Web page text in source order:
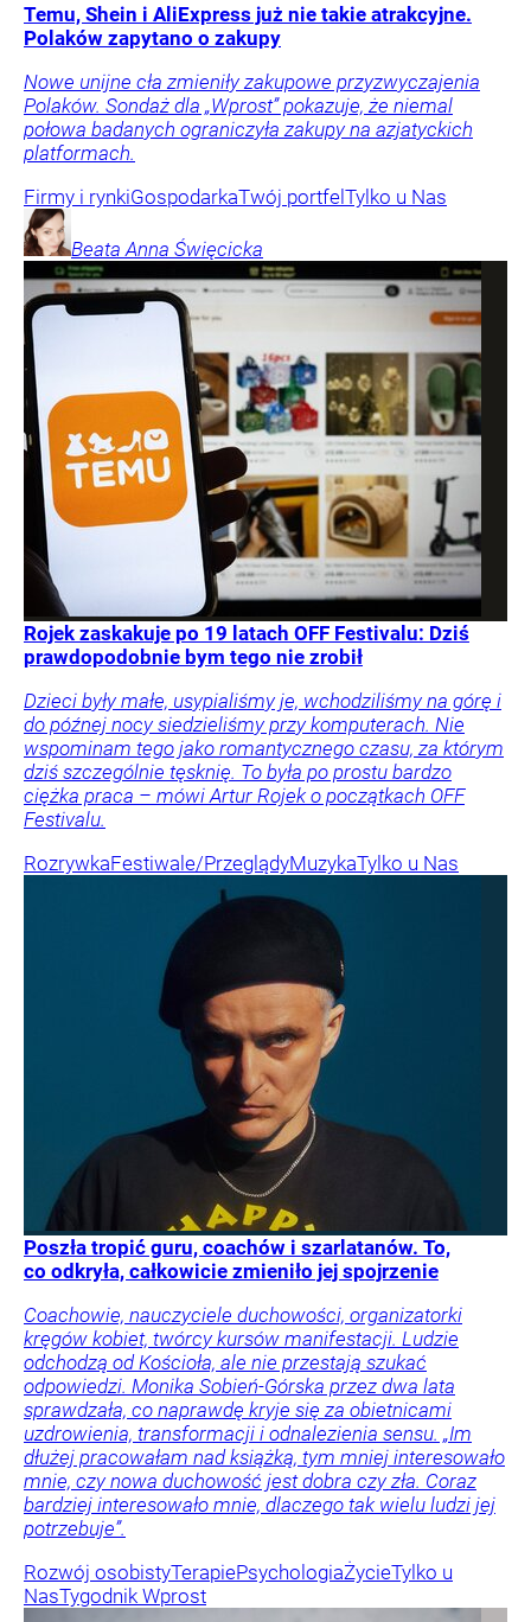
Temu, Shein i AliExpress już nie takie atrakcyjne.
Polaków zapytano o zakupy
Nowe unijne cła zmieniły zakupowe przyzwyczajenia
Polaków. Sondaż dla „Wprost” pokazuje, że niemal
połowa badanych ograniczyła zakupy na azjatyckich
platformach.
Firmy i rynkiGospodarkaTwój portfelTylko u Nas
Beata Anna Święcicka
Rojek zaskakuje po 19 latach OFF Festivalu: Dziś
prawdopodobnie bym tego nie zrobił
Dzieci były małe, usypialiśmy je, wchodziliśmy na górę i
do późnej nocy siedzieliśmy przy komputerach. Nie
wspominam tego jako romantycznego czasu, za którym
dziś szczególnie tęsknię. To była po prostu bardzo
ciężka praca – mówi Artur Rojek o początkach OFF
Festivalu.
RozrywkaFestiwale/PrzeglądyMuzykaTylko u Nas
Poszła tropić guru, coachów i szarlatanów. To,
co odkryła, całkowicie zmieniło jej spojrzenie
Coachowie, nauczyciele duchowości, organizatorki
kręgów kobiet, twórcy kursów manifestacji. Ludzie
odchodzą od Kościoła, ale nie przestają szukać
odpowiedzi. Monika Sobień-Górska przez dwa lata
sprawdzała, co naprawdę kryje się za obietnicami
uzdrowienia, transformacji i odnalezienia sensu. „Im
dłużej pracowałam nad książką, tym mniej interesowało
mnie, czy nowa duchowość jest dobra czy zła. Coraz
bardziej interesowało mnie, dlaczego tak wielu ludzi jej
potrzebuje”.
Rozwój osobistyTerapiePsychologiaŻycieTylko u
NasTygodnik Wprost